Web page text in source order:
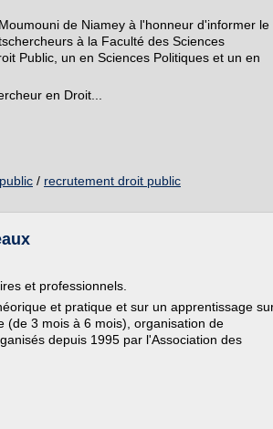
de Niamey à l'honneur d'informer le
à la Faculté des Sciences
Public, un en Sciences Politiques et un en
en Droit...
/ recrutement droit public
et professionnels.
et pratique et sur un apprentissage
(de 3 mois à 6 mois), organisation de
depuis 1995 par l'Association des